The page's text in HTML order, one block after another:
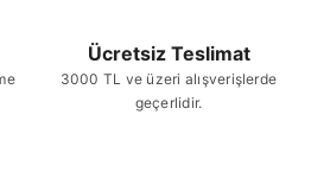
Ücretsiz Teslimat
3000 TL ve üzeri alışverişlerde
geçerlidir.